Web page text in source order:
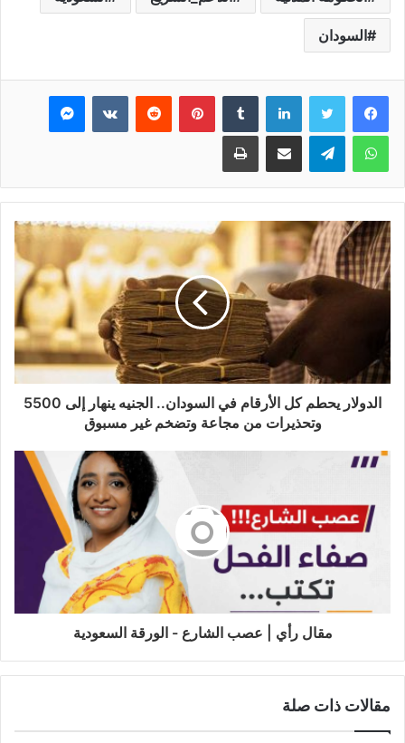
السودان
فيسبوك تويتر لينكدإن بينتيريست ماسنجر
واتساب تيلقرام مشاركة عبر البريد طباعة
الدولار يحطم كل الأرقام في السودان.. الجنيه ينهار إلى 5500
وتحذيرات من مجاعة وتضخم غير مسبوق
مقال رأي | عصب الشارع - الورقة السعودية
مقالات ذات صلة